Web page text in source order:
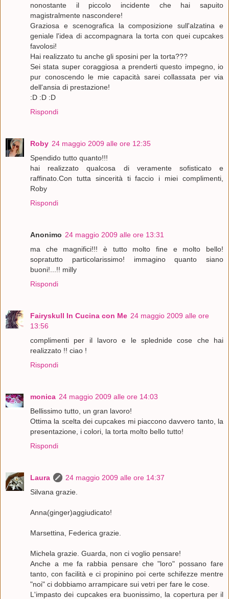
nonostante il piccolo incidente che hai sapuito
magistralmente nascondere!
Graziosa e scenografica la composizione sull'alzatina e
geniale l'idea di accompagnara la torta con quei cupcakes
favolosi!
Hai realizzato tu anche gli sposini per la torta???
Sei stata super coraggiosa a prenderti questo impegno, io
pur conoscendo le mie capacità sarei collassata per via
dell'ansia di prestazione!
:D :D :D
Rispondi
Roby 24 maggio 2009 alle ore 12:35
Spendido tutto quanto!!!
hai realizzato qualcosa di veramente sofisticato e
raffinato.Con tutta sincerità ti faccio i miei complimenti,
Roby
Rispondi
Anonimo 24 maggio 2009 alle ore 13:31
ma che magnifici!!! è tutto molto fine e molto bello!
sopratutto particolarissimo! immagino quanto siano
buoni!...!! milly
Rispondi
Fairyskull In Cucina con Me 24 maggio 2009 alle ore
13:56
complimenti per il lavoro e le splednide cose che hai
realizzato !! ciao !
Rispondi
monica 24 maggio 2009 alle ore 14:03
Bellissimo tutto, un gran lavoro!
Ottima la scelta dei cupcakes mi piaccono davvero tanto, la
presentazione, i colori, la torta molto bello tutto!
Rispondi
Laura
24 maggio 2009 alle ore 14:37
Silvana grazie.
Anna(ginger)aggiudicato!
Marsettina, Federica grazie.
Michela grazie. Guarda, non ci voglio pensare!
Anche a me fa rabbia pensare che "loro" possano fare
tanto, con facilità e ci propinino poi certe schifezze mentre
"noi" ci dobbiamo arrampicare sui vetri per fare le cose.
L'impasto dei cupcakes era buonissimo, la copertura per il